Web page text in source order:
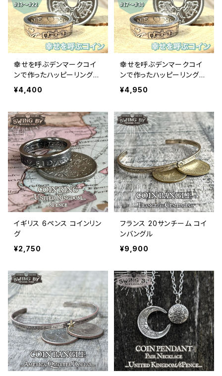
幸せを呼ぶデンマークコイ
ンで作ったハッピーリング
2クローネ
¥4,400
幸せを呼ぶデンマークコイ
ンで作ったハッピーリング
5クローネ
¥4,950
イギリス 6ペンス コインリン
グ
¥2,750
フランス 20サンチーム コイ
ンバングル
¥9,900